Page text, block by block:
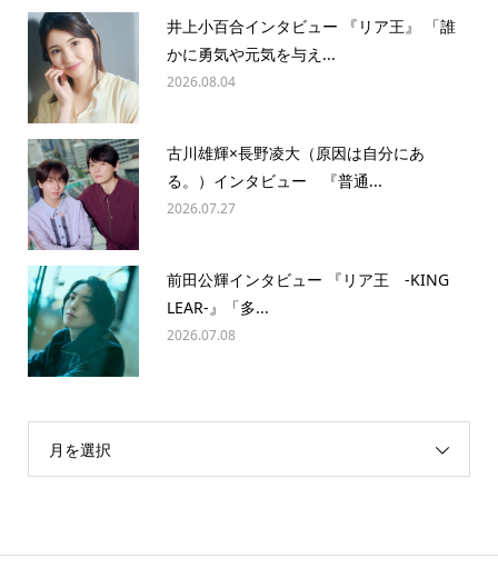
井上小百合インタビュー 『リア王』 「誰
かに勇気や元気を与え...
2026.08.04
古川雄輝×長野凌大（原因は自分にあ
る。）インタビュー 『普通...
2026.07.27
前田公輝インタビュー 『リア王 -KING
LEAR-』「多...
2026.07.08
月を選択